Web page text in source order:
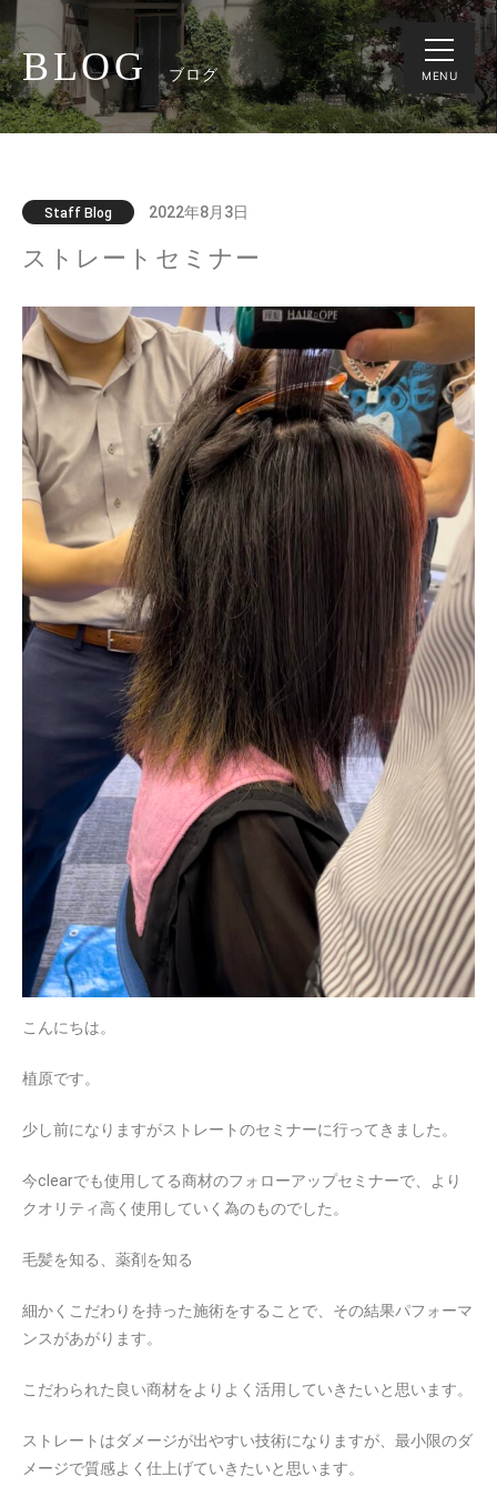
MENU
BLOG ブログ
Staff Blog 2022年8月3日
ストレートセミナー
こんにちは。
植原です。
少し前になりますがストレートのセミナーに行ってきました。
今clearでも使用してる商材のフォローアップセミナーで、より
クオリティ高く使用していく為のものでした。
毛髪を知る、薬剤を知る
細かくこだわりを持った施術をすることで、その結果パフォーマ
ンスがあがります。
こだわられた良い商材をよりよく活用していきたいと思います。
ストレートはダメージが出やすい技術になりますが、最小限のダ
メージで質感よく仕上げていきたいと思います。